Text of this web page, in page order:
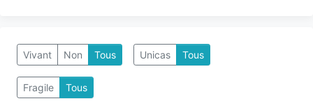
Vivant Non Tous Unicas Tous
Fragile Tous